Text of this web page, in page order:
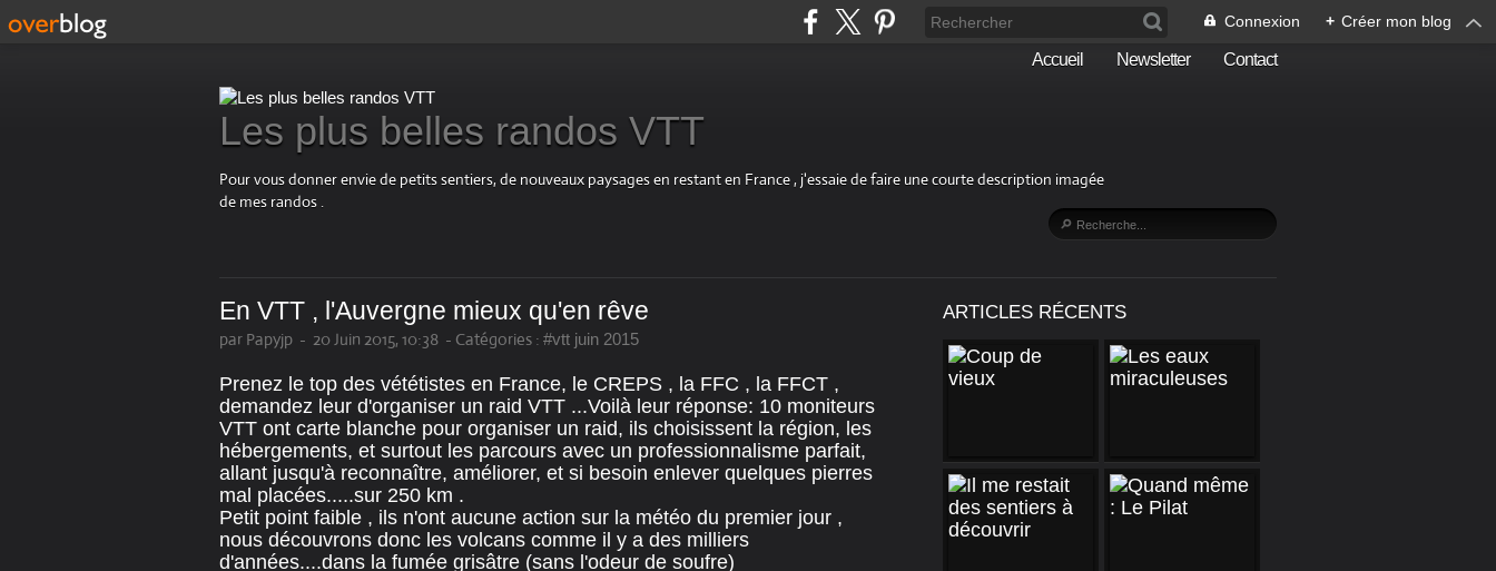
Connexion + Créer mon blog
Accueil Newsletter Contact
Les plus belles randos VTT
Pour vous donner envie de petits sentiers, de nouveaux paysages en restant en France , j'essaie de faire une courte description imagée
de mes randos .
En VTT , l'Auvergne mieux qu'en rêve
par Papyjp - 20 Juin 2015, 10:38 - Catégories : #vtt juin 2015
Prenez le top des vététistes en France, le CREPS , la FFC , la FFCT ,
demandez leur d'organiser un raid VTT ...Voilà leur réponse: 10 moniteurs
VTT ont carte blanche pour organiser un raid, ils choisissent la région, les
hébergements, et surtout les parcours avec un professionnalisme parfait,
allant jusqu'à reconnaître, améliorer, et si besoin enlever quelques pierres
mal placées.....sur 250 km .
Petit point faible , ils n'ont aucune action sur la météo du premier jour ,
nous découvrons donc les volcans comme il y a des milliers
d'années....dans la fumée grisâtre (sans l'odeur de soufre)
ARTICLES RÉCENTS